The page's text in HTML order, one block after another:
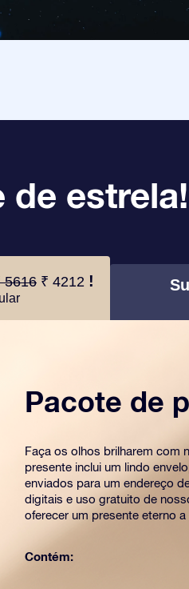
de estrela!
5616 ₹ 4212 !
Pacote de
Faça os olhos brilharem com
presente inclui um lindo
enviados para um endereço
digitais e uso gratuito de
oferecer um presente eterno
Contém: